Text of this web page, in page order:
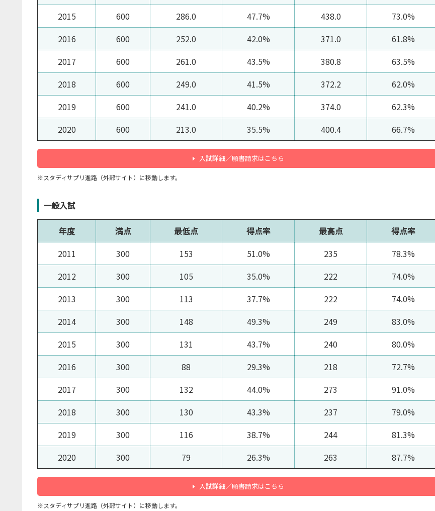
2015
600 286.0 47.7% 438.0
73.0%
2016
600 252.0 42.0% 371.0
61.8%
2017
600 261.0 43.5% 380.8
63.5%
2018
600 249.0 41.5% 372.2
62.0%
2019
600 241.0 40.2% 374.0
62.3%
2020
600 213.0 35.5% 400.4 66.7%
入試詳細／願書請求はこちら
※スタディサプリ進路（外部サイト）に移動します。
一般入試
年度 満点 最低点 得点率 最高点
得点率
2011
300 153 51.0% 235
78.3%
2012
300 105 35.0% 222
74.0%
2013
300 113 37.7% 222
74.0%
2014
300 148 49.3% 249
83.0%
2015
300 131 43.7% 240
80.0%
2016
300 88 29.3% 218
72.7%
2017
300 132 44.0% 273
91.0%
2018
300 130 43.3% 237
79.0%
2019
300 116 38.7% 244
81.3%
2020
300 79 26.3% 263 87.7%
入試詳細／願書請求はこちら
※スタディサプリ進路（外部サイト）に移動します。